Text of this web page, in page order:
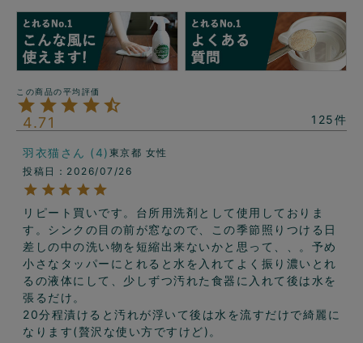
4.71 125
羽衣猫 4 東京都 女性
投稿日
2026/07/26
リピート買いです。台所用洗剤として使用しておりま
す。シンクの目の前が窓なので、この季節照りつける日
差しの中の洗い物を短縮出来ないかと思って、、。予め
小さなタッパーにとれると水を入れてよく振り濃いとれ
るの液体にして、少しずつ汚れた食器に入れて後は水を
張るだけ。
20分程漬けると汚れが浮いて後は水を流すだけで綺麗に
なります(贅沢な使い方ですけど)。